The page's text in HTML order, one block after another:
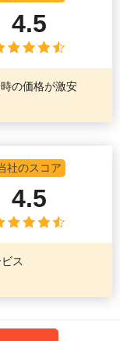
4.5
の価格が激安
社のスコア
4.5
ス